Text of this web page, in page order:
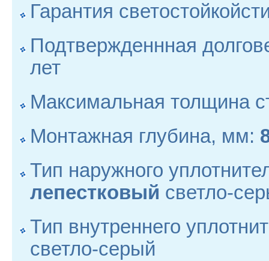
Гарантия
Подтвержденнная
лет
Максимальная толщина
Монтажная глубина, мм:
Тип наружного
лепестковый светло-
Тип внутреннего
светло-серый